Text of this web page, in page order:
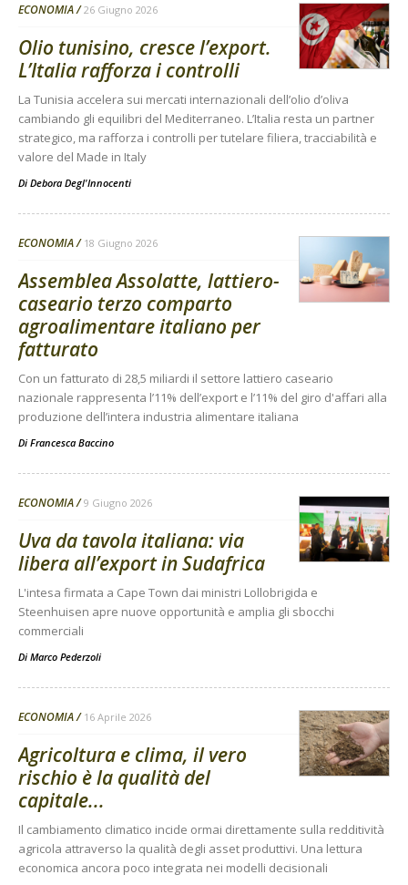
ECONOMIA 26 Giugno 2026
Olio tunisino, cresce l’export.
L’Italia rafforza i controlli
La Tunisia accelera sui mercati internazionali dell’olio d’oliva
cambiando gli equilibri del Mediterraneo. L’Italia resta un partner
strategico, ma rafforza i controlli per tutelare filiera, tracciabilità e
valore del Made in Italy
Di Debora Degl'Innocenti
ECONOMIA 18 Giugno 2026
Assemblea Assolatte, lattiero-
caseario terzo comparto
agroalimentare italiano per
fatturato
Con un fatturato di 28,5 miliardi il settore lattiero caseario
nazionale rappresenta l’11% dell’export e l’11% del giro d'affari alla
produzione dell’intera industria alimentare italiana
Di Francesca Baccino
ECONOMIA 9 Giugno 2026
Uva da tavola italiana: via
libera all’export in Sudafrica
L'intesa firmata a Cape Town dai ministri Lollobrigida e
Steenhuisen apre nuove opportunità e amplia gli sbocchi
commerciali
Di Marco Pederzoli
ECONOMIA 16 Aprile 2026
Agricoltura e clima, il vero
rischio è la qualità del
capitale...
Il cambiamento climatico incide ormai direttamente sulla redditività
agricola attraverso la qualità degli asset produttivi. Una lettura
economica ancora poco integrata nei modelli decisionali